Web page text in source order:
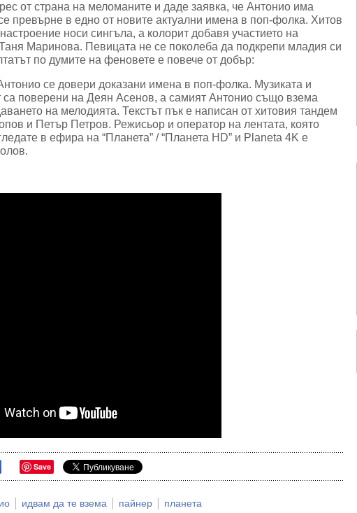
от страна на меломаните и даде заявка, че Антонио има
превърне в едно от новите актуални имена в поп-фолка. Хитов
носи сингъла, а колорит добавя участието на
Маринова. Певицата не се поколеба да подкрепи младия си
по думите на феновете е повече от добър:
се довери доказани имена в поп-фолка. Музиката и
поверени на Деян Асенов, а самият Антонио също взема
на мелодията. Текстът пък е написан от хитовия тандем
и Петър Петров. Режисьор и оператор на лентата, която
в ефира на “Планета” / “Планета HD” и Planeta 4K e
Save
| идвам да те взема | пайнер | планета